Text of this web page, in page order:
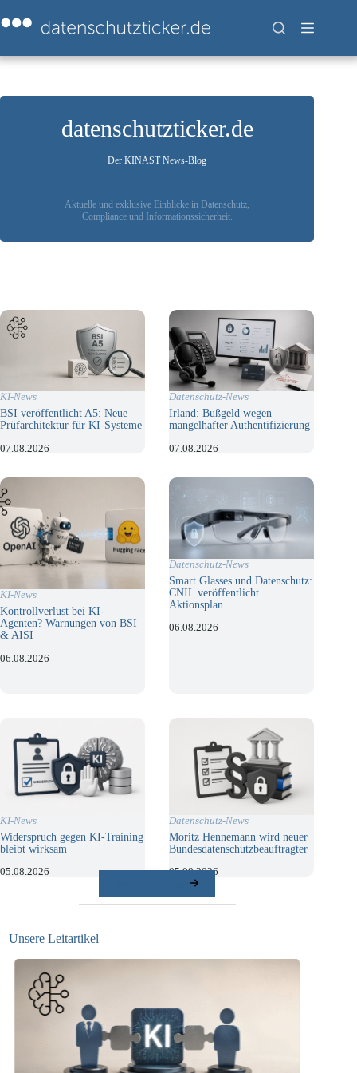
Inhalt
springen
datenschutzticker.de
Der KINAST News-Blog
Aktuelle und exklusive Einblicke in Datenschutz,
Compliance und Informationssicherheit.
KI-News
BSI veröffentlicht A5: Neue
Prüfarchitektur für KI-Systeme
07.08.2026
Datenschutz-News
Irland: Bußgeld wegen
mangelhafter Authentifizierung
07.08.2026
KI-News
Kontrollverlust bei KI-
Agenten? Warnungen von BSI
& AISI
06.08.2026
Datenschutz-News
Smart Glasses und Datenschutz:
CNIL veröffentlicht
Aktionsplan
06.08.2026
KI-News
Widerspruch gegen KI-Training
bleibt wirksam
05.08.2026
Datenschutz-News
Moritz Hennemann wird neuer
Bundesdatenschutzbeauftragter
05.08.2026
Unsere Leitartikel